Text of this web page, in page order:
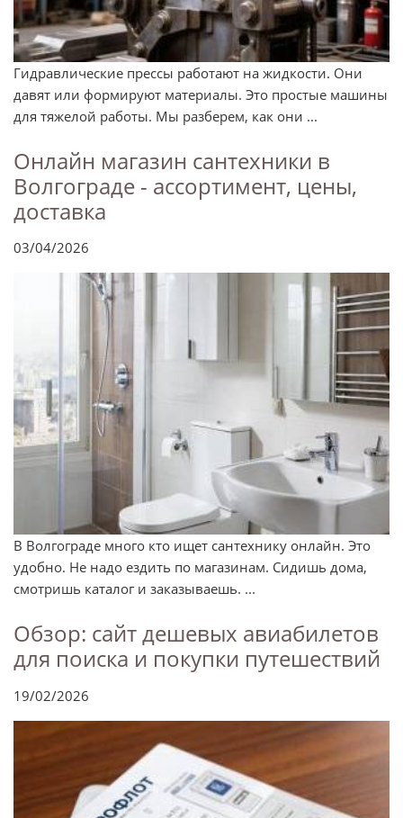
Гидравлические прессы работают на жидкости. Они
давят или формируют материалы. Это простые машины
для тяжелой работы. Мы разберем, как они ...
Онлайн магазин сантехники в
Волгограде - ассортимент, цены,
доставка
03/04/2026
В Волгограде много кто ищет сантехнику онлайн. Это
удобно. Не надо ездить по магазинам. Сидишь дома,
смотришь каталог и заказываешь. ...
Обзор: сайт дешевых авиабилетов
для поиска и покупки путешествий
19/02/2026